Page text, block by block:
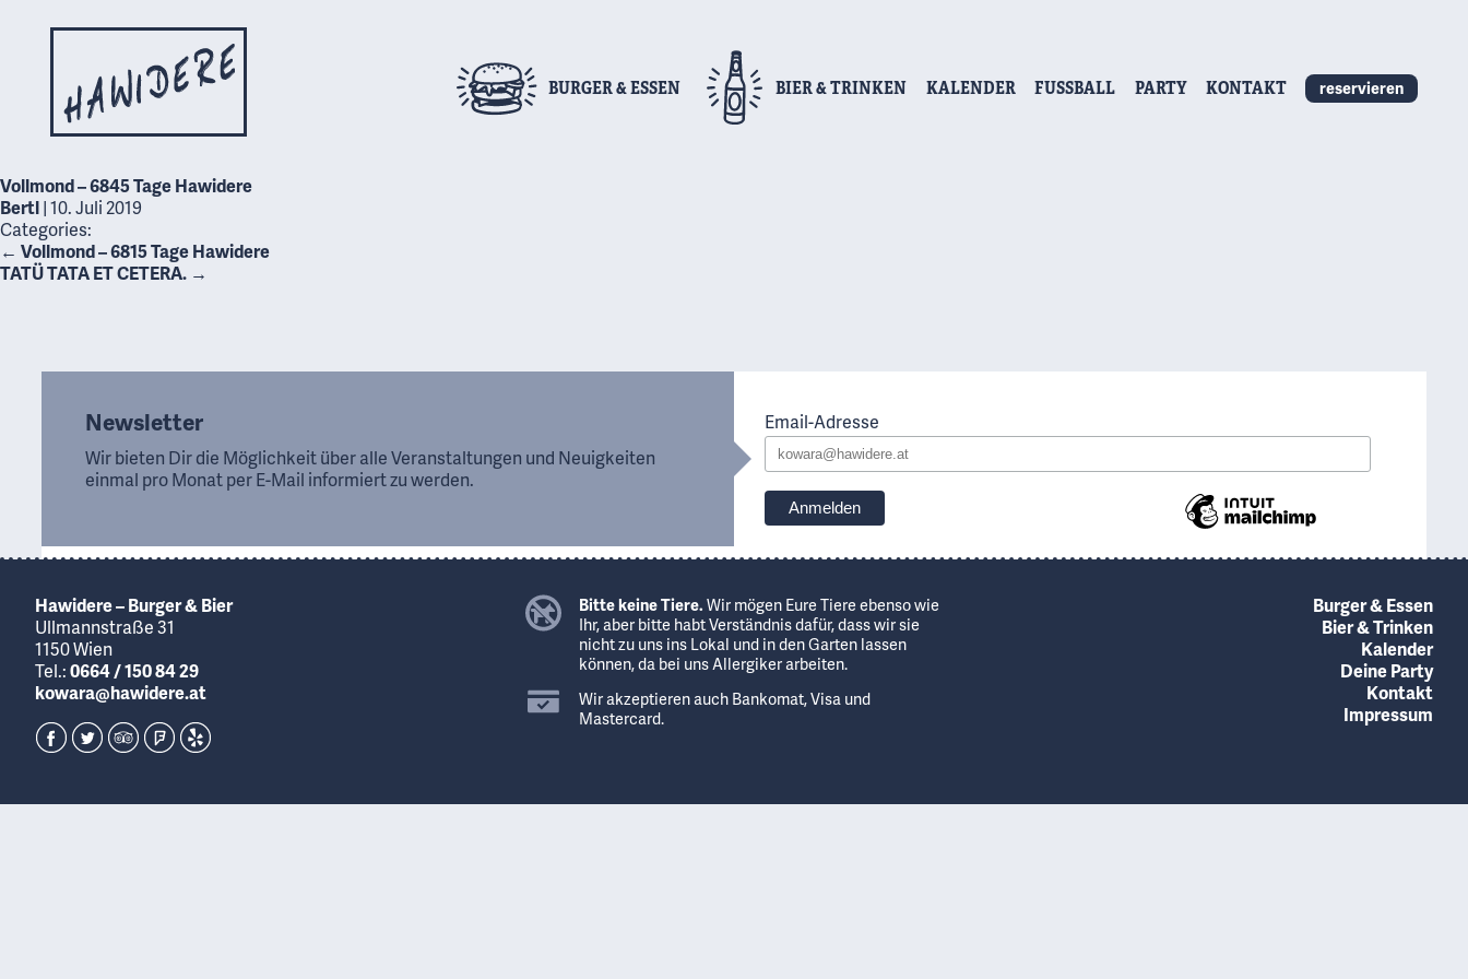
BURGER& ESSEN BIER& TRINKEN KALENDER FUSSBALL PARTY KONTAKT reservieren
Vollmond – 6845 Tage Hawidere
Bertl|10. Juli 2019
Categories:
← Vollmond – 6815 Tage Hawidere
TATÜ TATA ET CETERA. →
Newsletter
Wir bieten Dir die Möglichkeit über alle Veranstaltungen und Neuigkeiten
einmal pro Monat per E-Mail informiert zu werden.
Email-Adresse
Hawidere – Burger & Bier
Ullmannstraße 31
1150 Wien
Tel.:0664 / 150 84 29
kowara@hawidere.at
Bitte keine Tiere. Wir mögen Eure Tiere ebenso wie
Ihr, aber bitte habt Verständnis dafür, dass wir sie
nicht zu uns ins Lokal und in den Garten lassen
können, da bei uns Allergiker arbeiten.
Wir akzeptieren auch Bankomat, Visa und
Mastercard.
Burger & Essen
Bier & Trinken
Kalender
Deine Party
Kontakt
Impressum